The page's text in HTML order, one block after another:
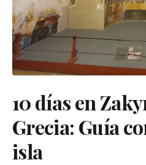
10 días en
Grecia: Guía
isla